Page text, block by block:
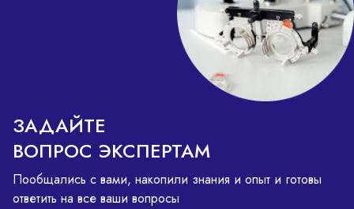
ЗАДАЙТЕ
ВОПРОС ЭКСПЕРТАМ
Пообщались с вами, накопили знания и опыт и готовы
ответить на все ваши вопросы